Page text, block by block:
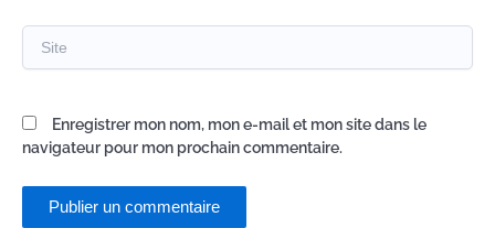
Enregistrer mon nom, mon e-mail et mon site dans le
navigateur pour mon prochain commentaire.